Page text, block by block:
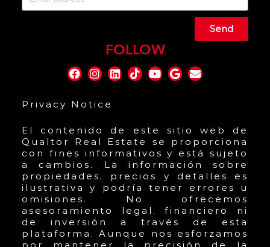
Send
FOLLOW
Privacy Notice
El contenido de este sitio web de
Qualtor Real Estate se proporciona
con fines informativos y está sujeto
a cambios. La información sobre
propiedades, precios y detalles es
ilustrativa y podría tener errores u
omisiones. No ofrecemos
asesoramiento legal, financiero ni
de inversión a través de esta
plataforma. Aunque nos esforzamos